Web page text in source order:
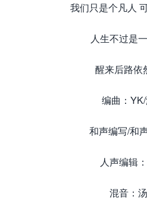
我们只是个凡人
人生不过是
醒来后路依
编曲：
和声编写/和
人声编辑
混音：